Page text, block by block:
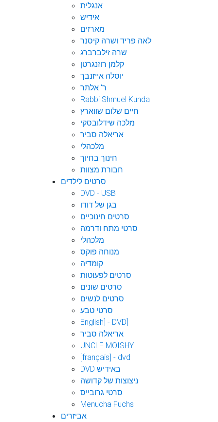
אנגלית
אידיש
מארזים
לאה פריד ושרה קיסנר
שרה זילברברג
קלמן רוזנגרטן
יוסלה אייזנבך
ר' אלתר
Rabbi Shmuel Kunda
חיים שלום שווארץ
מלכה שידלובסקי
אריאלה סביר
מלכהלי
חינוך בחיוך
חבורת מצוות
סרטים לילדים
DVD - USB
בגן של דודו
סרטים חינוכיים
סרטי מתח ודרמה
מלכהלי
מנוחה פוקס
קומדיה
סרטים לפעוטות
סרטים שונים
סרטים לנשים
סרטי טבע
English] - DVD]
אריאלה סביר
UNCLE MOISHY
[français] - dvd
DVD באידיש
ניצוצות של קדושה
סרטי גרובייס
Menucha Fuchs
אביזרים